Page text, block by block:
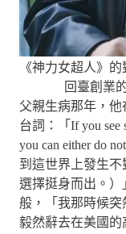
《神力女超人》
回臺創業
父親生病那年，
台詞：「If you see
you can either do
到這世界上發生
選擇挺身而出。
般，「我那時候
毅然辭去在美國的